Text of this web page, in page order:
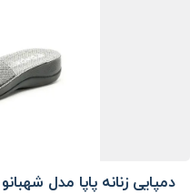
دمپایی زنانه پاپا مدل شهبانو